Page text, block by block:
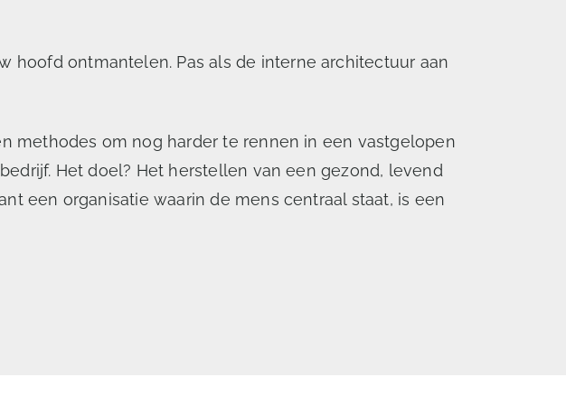
hoofd ontmantelen. Pas als de interne architectuur aan
methodes om nog harder te rennen in een vastgelopen
Het doel? Het herstellen van een gezond, levend
een organisatie waarin de mens centraal staat, is een